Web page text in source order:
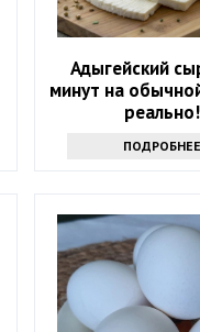
Адыгейский
минут на
реально!
ПОДРОБНЕЕ